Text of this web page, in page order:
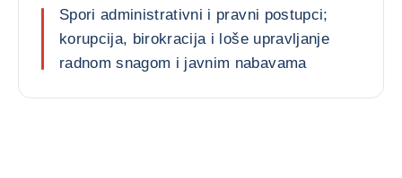
Spori administrativni i pravni postupci;
korupcija, birokracija i loše upravljanje
radnom snagom i javnim nabavama